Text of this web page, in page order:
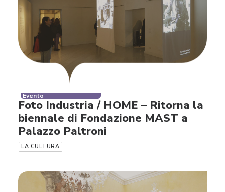
Evento
Foto Industria / HOME – Ritorna la
biennale di Fondazione MAST a
Palazzo Paltroni
LA CULTURA